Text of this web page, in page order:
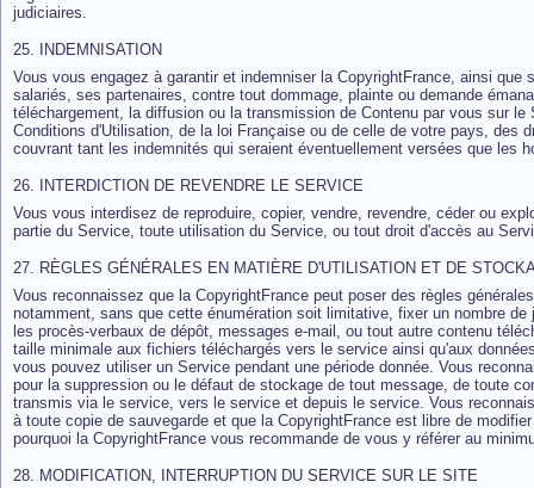
judiciaires.
25. INDEMNISATION
Vous vous engagez à garantir et indemniser la CopyrightFrance, ainsi
salariés, ses partenaires, contre tout dommage, plainte ou demande
téléchargement, la diffusion ou la transmission de Contenu par vous sur
Conditions d'Utilisation, de la loi Française ou de celle de votre pays, des
couvrant tant les indemnités qui seraient éventuellement versées que les
26. INTERDICTION DE REVENDRE LE SERVICE
Vous vous interdisez de reproduire, copier, vendre, revendre, céder ou
partie du Service, toute utilisation du Service, ou tout droit d'accès au
27. RÈGLES GÉNÉRALES EN MATIÈRE D'UTILISATION ET DE
Vous reconnaissez que la CopyrightFrance peut poser des règles
notamment, sans que cette énumération soit limitative, fixer un nombre
les procès-verbaux de dépôt, messages e-mail, ou tout autre contenu
taille minimale aux fichiers téléchargés vers le service ainsi qu'aux
vous pouvez utiliser un Service pendant une période donnée. Vous
pour la suppression ou le défaut de stockage de tout message, de toute
transmis via le service, vers le service et depuis le service. Vous
à toute copie de sauvegarde et que la CopyrightFrance est libre de
pourquoi la CopyrightFrance vous recommande de vous y référer au
28. MODIFICATION, INTERRUPTION DU SERVICE SUR LE SITE